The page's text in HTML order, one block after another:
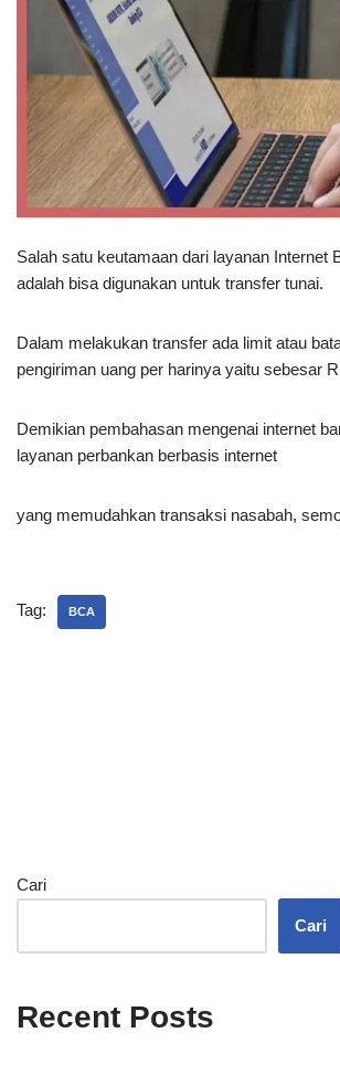
Salah satu keutamaan dari layanan Internet
adalah bisa digunakan untuk transfer tunai.
Dalam melakukan transfer ada limit atau
pengiriman uang per harinya yaitu sebesar
Demikian pembahasan mengenai internet
layanan perbankan berbasis internet
yang memudahkan transaksi nasabah,
Tag: BCA
Cari
Cari
Recent Posts